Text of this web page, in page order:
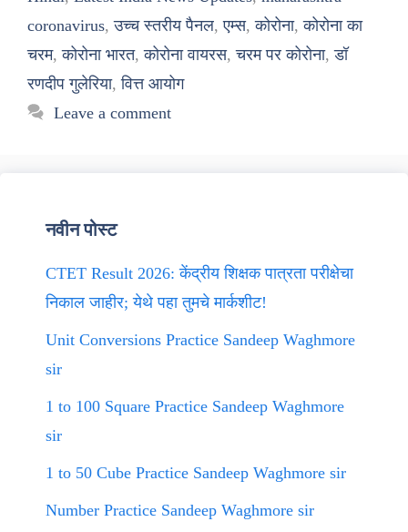
coronavirus,उच्च स्तरीय पैनल,एम्स,कोरोना,कोरोना का
चरम,कोरोना भारत,कोरोना वायरस,चरम पर कोरोना,डॉ
रणदीप गुलेरिया,वित्त आयोग
Leave a comment
नवीन पोस्ट
CTET Result 2026: केंद्रीय शिक्षक पात्रता परीक्षेचा
निकाल जाहीर; येथे पहा तुमचे मार्कशीट!
Unit Conversions Practice Sandeep Waghmore
sir
1 to 100 Square Practice Sandeep Waghmore
sir
1 to 50 Cube Practice Sandeep Waghmore sir
Number Practice Sandeep Waghmore sir